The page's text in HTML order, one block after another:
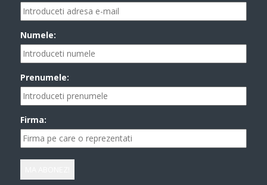
Numele:
Prenumele:
Firma: